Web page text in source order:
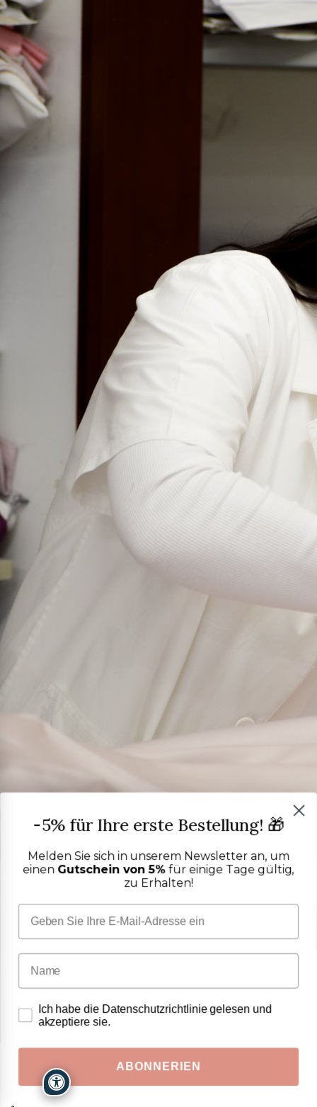
Sprechen Sie mit einemechten Menschen
Wir helfen Ihnen, die richtige Größe und den passenden Stoff zu wählen und
-5% für Ihre erste Bestellung! 🎁
Melden Sie sich in unserem Newsletter an, um
einen Gutschein von 5% für einige Tage gültig,
zu Erhalten!
Ich habe die Datenschutzrichtlinie gelesen und
akzeptiere sie.
ABONNERIEN